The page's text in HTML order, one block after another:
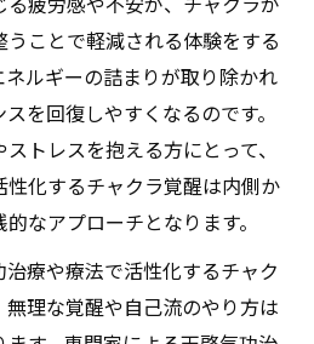
ことで軽減される体験をする
ルギーの詰まりが取り除かれ
を回復しやすくなるのです。
トレスを抱える方にとって、
化するチャクラ覚醒は内側か
なアプローチとなります。
療や療法で活性化するチャク
理な覚醒や自己流のやり方は